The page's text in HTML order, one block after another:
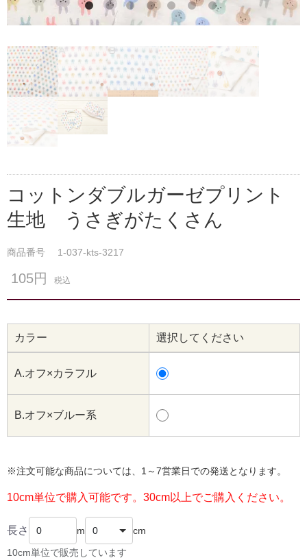
コットンダブルガーゼプリント
生地 うさぎがたくさん
商品番号 1-037-kts-3217
105円 税込
カラー 選択してください
A.オフ×カラフル
B.オフ×ブルー系
※注文可能な商品については、1～7営業日での発送となります。
10cm単位で購入可能です。30cm以上でご購入ください。
長さ m cm
10cm単位で販売しています